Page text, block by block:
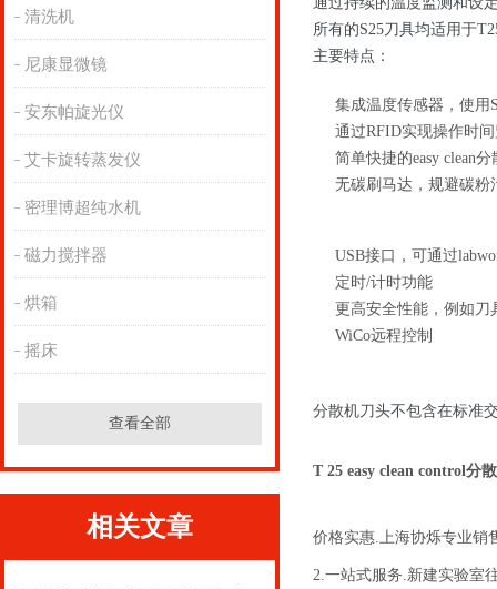
清洗机
尼康显微镜
安东帕旋光仪
艾卡旋转蒸发仪
密理博超纯水机
磁力搅拌器
烘箱
摇床
查看全部
相关文章
所有的S25刀具均适用于
主要特点：
集成温度传感器，使用
通过RFID实现操作时
简单快捷的easy clean
无碳刷马达，规避碳粉
USB接口，可通过
定时/计时功能
更高安全性能，例如刀
WiCo远程控制
分散机刀头不包含在标准
T 25 easy clean control分
价格实惠.上海协烁专业销
2.一站式服务.新建实验室